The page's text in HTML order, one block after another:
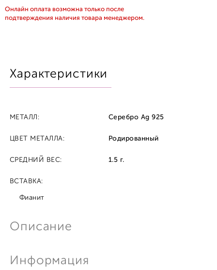
Онлайн оплата возможна только после
подтверждения наличия товара менеджером.
Характеристики
Описание
Информация
МЕТАЛЛ: Серебро Ag 925
ЦВЕТ МЕТАЛЛА: Родированный
СРЕДНИЙ ВЕС: 1.5 г.
ВСТАВКА:
Фианит